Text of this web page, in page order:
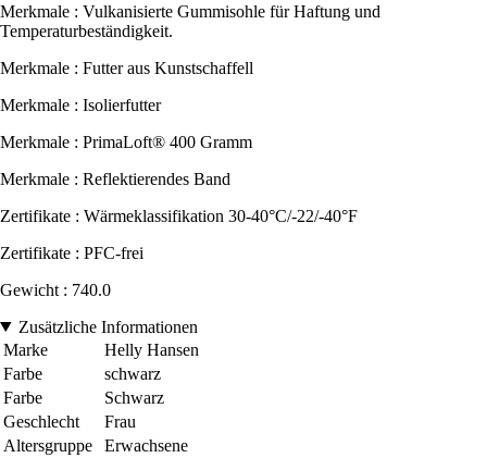
Merkmale : Vulkanisierte Gummisohle für Haftung und
Temperaturbeständigkeit.
Merkmale : Futter aus Kunstschaffell
Merkmale : Isolierfutter
Merkmale : PrimaLoft® 400 Gramm
Merkmale : Reflektierendes Band
Zertifikate : Wärmeklassifikation 30-40°C/-22/-40°F
Zertifikate : PFC-frei
Gewicht : 740.0
Zusätzliche Informationen
Marke
Helly Hansen
Farbe
schwarz
Farbe
Schwarz
Geschlecht
Frau
Altersgruppe
Erwachsene